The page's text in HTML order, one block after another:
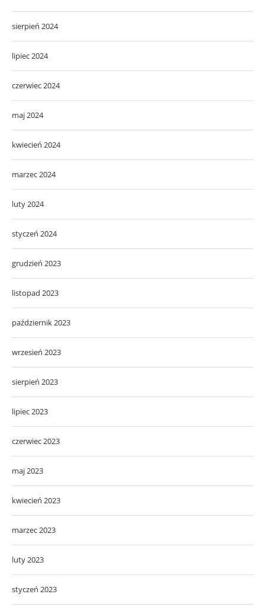
sierpień 2024
lipiec 2024
czerwiec 2024
maj 2024
kwiecień 2024
marzec 2024
luty 2024
styczeń 2024
grudzień 2023
listopad 2023
październik 2023
wrzesień 2023
sierpień 2023
lipiec 2023
czerwiec 2023
maj 2023
kwiecień 2023
marzec 2023
luty 2023
styczeń 2023